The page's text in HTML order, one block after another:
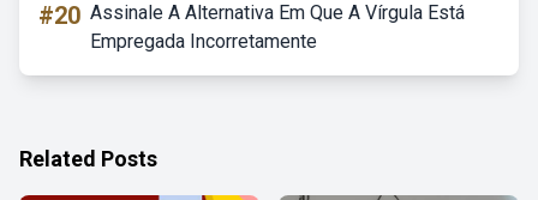
#20 Assinale A Alternativa Em Que A Vírgula Está
Empregada Incorretamente
Related Posts